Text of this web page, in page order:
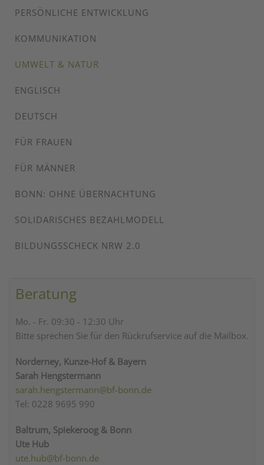
PERSÖNLICHE ENTWICKLUNG
KOMMUNIKATION
UMWELT & NATUR
ENGLISCH
DEUTSCH
FÜR FRAUEN
FÜR MÄNNER
BONN: OHNE ÜBERNACHTUNG
SOLIDARISCHES BEZAHLMODELL
BILDUNGSSCHECK NRW 2.0
Beratung
Mo. - Fr. 09:30 - 12:30 Uhr
Bitte sprechen Sie für den Rückrufservice auf die Mailbox.
Norderney, Kunze-Hof & Bayern
Sarah Hengstermann
sarah.hengstermann@bf-bonn.de
Tel: 0228 9695 990
Baltrum, Spiekeroog & Bonn
Ute Hub
ute.hub@bf-bonn.de